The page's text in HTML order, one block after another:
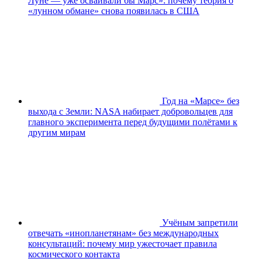
«лунном обмане» снова появилась в США
Год на «Марсе» без
выхода с Земли: NASA набирает добровольцев для
главного эксперимента перед будущими полётами к
другим мирам
Учёным запретили
отвечать «инопланетянам» без международных
консультаций: почему мир ужесточает правила
космического контакта